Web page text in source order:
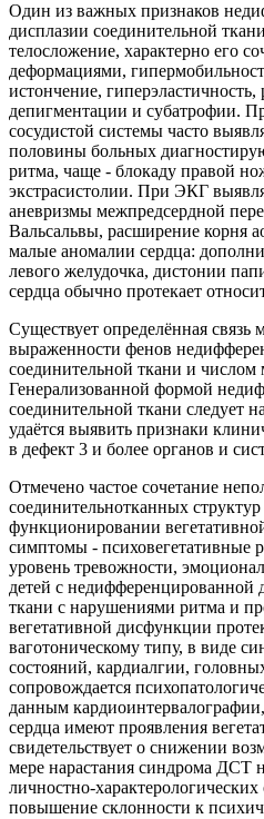
Один из важных признаков
дисплазии соединительной
телосложение, характерно его
деформациями,
истончение,
депигментации и субатрофии.
сосудистой системы часто
половины больных
ритма, чаще - блокаду правой
экстрасистолии. При ЭКГ
аневризмы межпредсердной
Вальсальвы, расширение корня
малые аномалии сердца:
левого желудочка, дистонии
сердца обычно протекает
Существует определённая
выраженности фенов
соединительной ткани и
Генерализованной формой
соединительной ткани следует
удаётся выявить признаки
в дефект 3 и более органов и
Отмечено частое сочетание
соединительнотканных
функционировании
симптомы - психовегетативные
уровень тревожности,
детей с недифференцированной
ткани с нарушениями ритма и
вегетативной дисфункции
ваготоническому типу, в виде
состояний, кардиалгии,
сопровождается
данным
сердца имеют проявления
свидетельствует о снижении
мере нарастания синдрома ДСТ
личностно-
повышение склонности к